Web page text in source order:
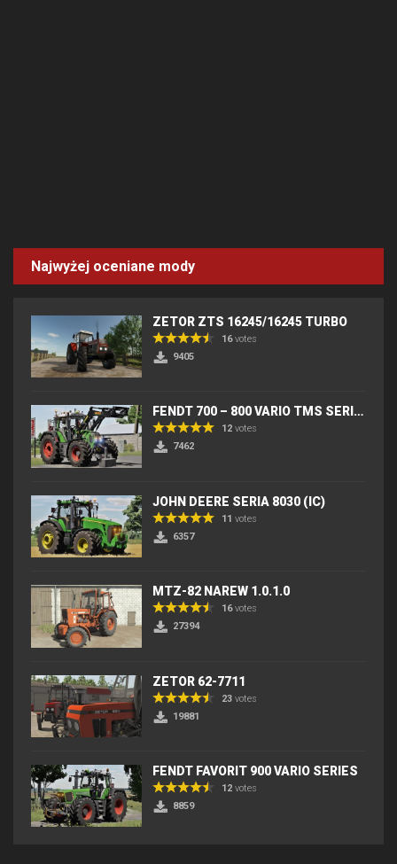
Najwyżej oceniane mody
ZETOR ZTS 16245/16245 TURBO
16votes
9405
FENDT 700 – 800 VARIO TMS SERIES (IC) V2
12 votes
7462
JOHN DEERE SERIA 8030 (IC)
11 votes
6357
MTZ-82 NAREW 1.0.1.0
16votes
27394
ZETOR 62-7711
23 votes
19881
FENDT FAVORIT 900 VARIO SERIES
12 votes
8859